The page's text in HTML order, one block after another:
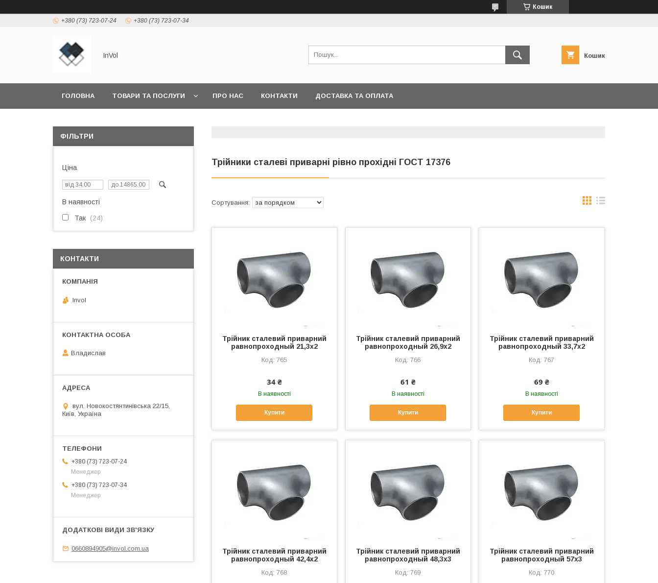
Кошик
+380 (73) 723-07-24 +380 (73) 723-07-34
InVol Кошик
ГОЛОВНА ТОВАРИ ТА ПОСЛУГИ ПРО НАС КОНТАКТИ ДОСТАВКА ТА ОПЛАТА
Трійники сталеві приварні рівно прохідні ГОСТ 17376
Трійник сталевий приварний
равнопроходный 21,3х2
765
34 ₴
В наявності
Купити
Трійник сталевий приварний
равнопроходный 26,9х2
766
61 ₴
В наявності
Купити
Трійник сталевий приварний
равнопроходный 33,7х2
767
69 ₴
В наявності
Купити
Трійник сталевий приварний
равнопроходный 42,4х2
768
Трійник сталевий приварний
равнопроходный 48,3х3
769
Трійник сталевий приварний
равнопроходный 57х3
770
ФІЛЬТРИ
Ціна
В наявності
Так 24
КОНТАКТИ
Invol
Владислав
вул. Новокостянтинівська 22/15,
Київ, Україна
+380 (73) 723-07-24
Менеджер
+380 (73) 723-07-34
Менеджер
0660894905@invol.com.ua